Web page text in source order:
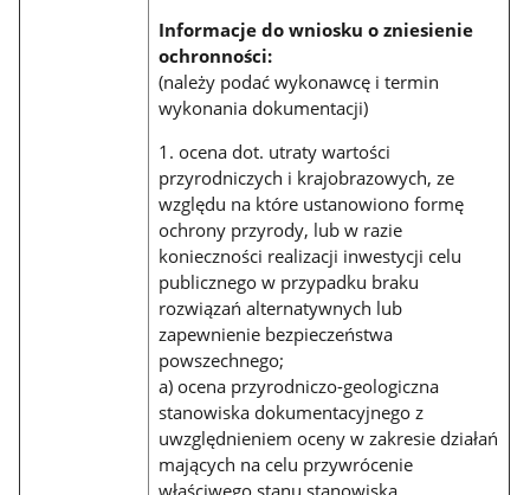
Informacje do wniosku o zniesienie
ochronności:
(należy podać wykonawcę i termin
wykonania dokumentacji)
1. ocena dot. utraty wartości
przyrodniczych i krajobrazowych, ze
względu na które ustanowiono formę
ochrony przyrody, lub w razie
konieczności realizacji inwestycji celu
publicznego w przypadku braku
rozwiązań alternatywnych lub
zapewnienie bezpieczeństwa
powszechnego;
a) ocena przyrodniczo-geologiczna
stanowiska dokumentacyjnego z
uwzględnieniem oceny w zakresie działań
mających na celu przywrócenie